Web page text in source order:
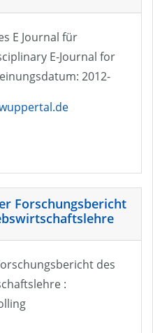
E Journal für
E-Journal for
2012-
Forschungsbericht
des
: